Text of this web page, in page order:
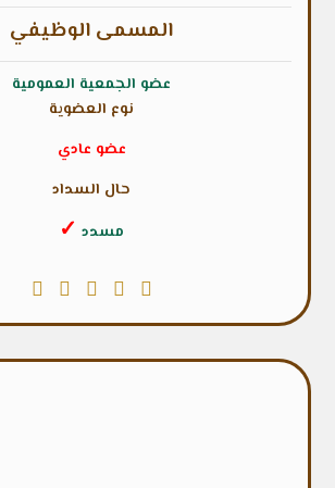
المسمى الوظيفي
عضو الجمعية العمومية
نوع العضوية
عضو عادي
حال السداد
مسدد ✓